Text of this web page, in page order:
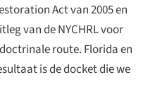
Act van 2005 en
van de NYCHRL voor
route. Florida en
is de docket die we